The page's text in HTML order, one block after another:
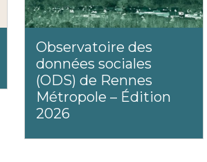
Observatoire des
données sociales
(ODS) de Rennes
Métropole – Édition
2026